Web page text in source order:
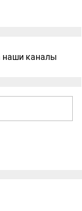
наши каналы